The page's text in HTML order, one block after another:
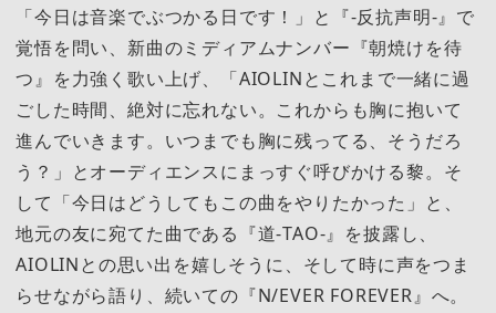
「今日は音楽でぶつかる日です！」と『-反抗声明-』で
覚悟を問い、新曲のミディアムナンバー『朝焼けを待
つ』を力強く歌い上げ、「AIOLINとこれまで一緒に過
ごした時間、絶対に忘れない。これからも胸に抱いて
進んでいきます。いつまでも胸に残ってる、そうだろ
う？」とオーディエンスにまっすぐ呼びかける黎。そ
して「今日はどうしてもこの曲をやりたかった」と、
地元の友に宛てた曲である『道-TAO-』を披露し、
AIOLINとの思い出を嬉しそうに、そして時に声をつま
らせながら語り、続いての『N/EVER FOREVER』へ。